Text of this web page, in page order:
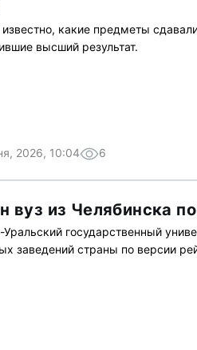
какие предметы
высший результат.
2026, 10:04 6
вуз из Челябинска
государственный
заведений страны по версии